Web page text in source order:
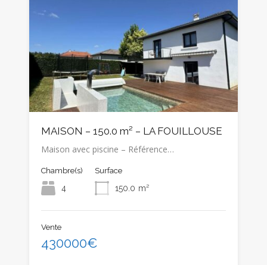
MAISON – 150.0 m² – LA FOUILLOUSE
Maison avec piscine – Référence…
Chambre(s)
4
Surface
150.0 m²
Vente
430000€